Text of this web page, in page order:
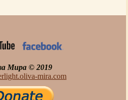
Мира © 2019
mira.com